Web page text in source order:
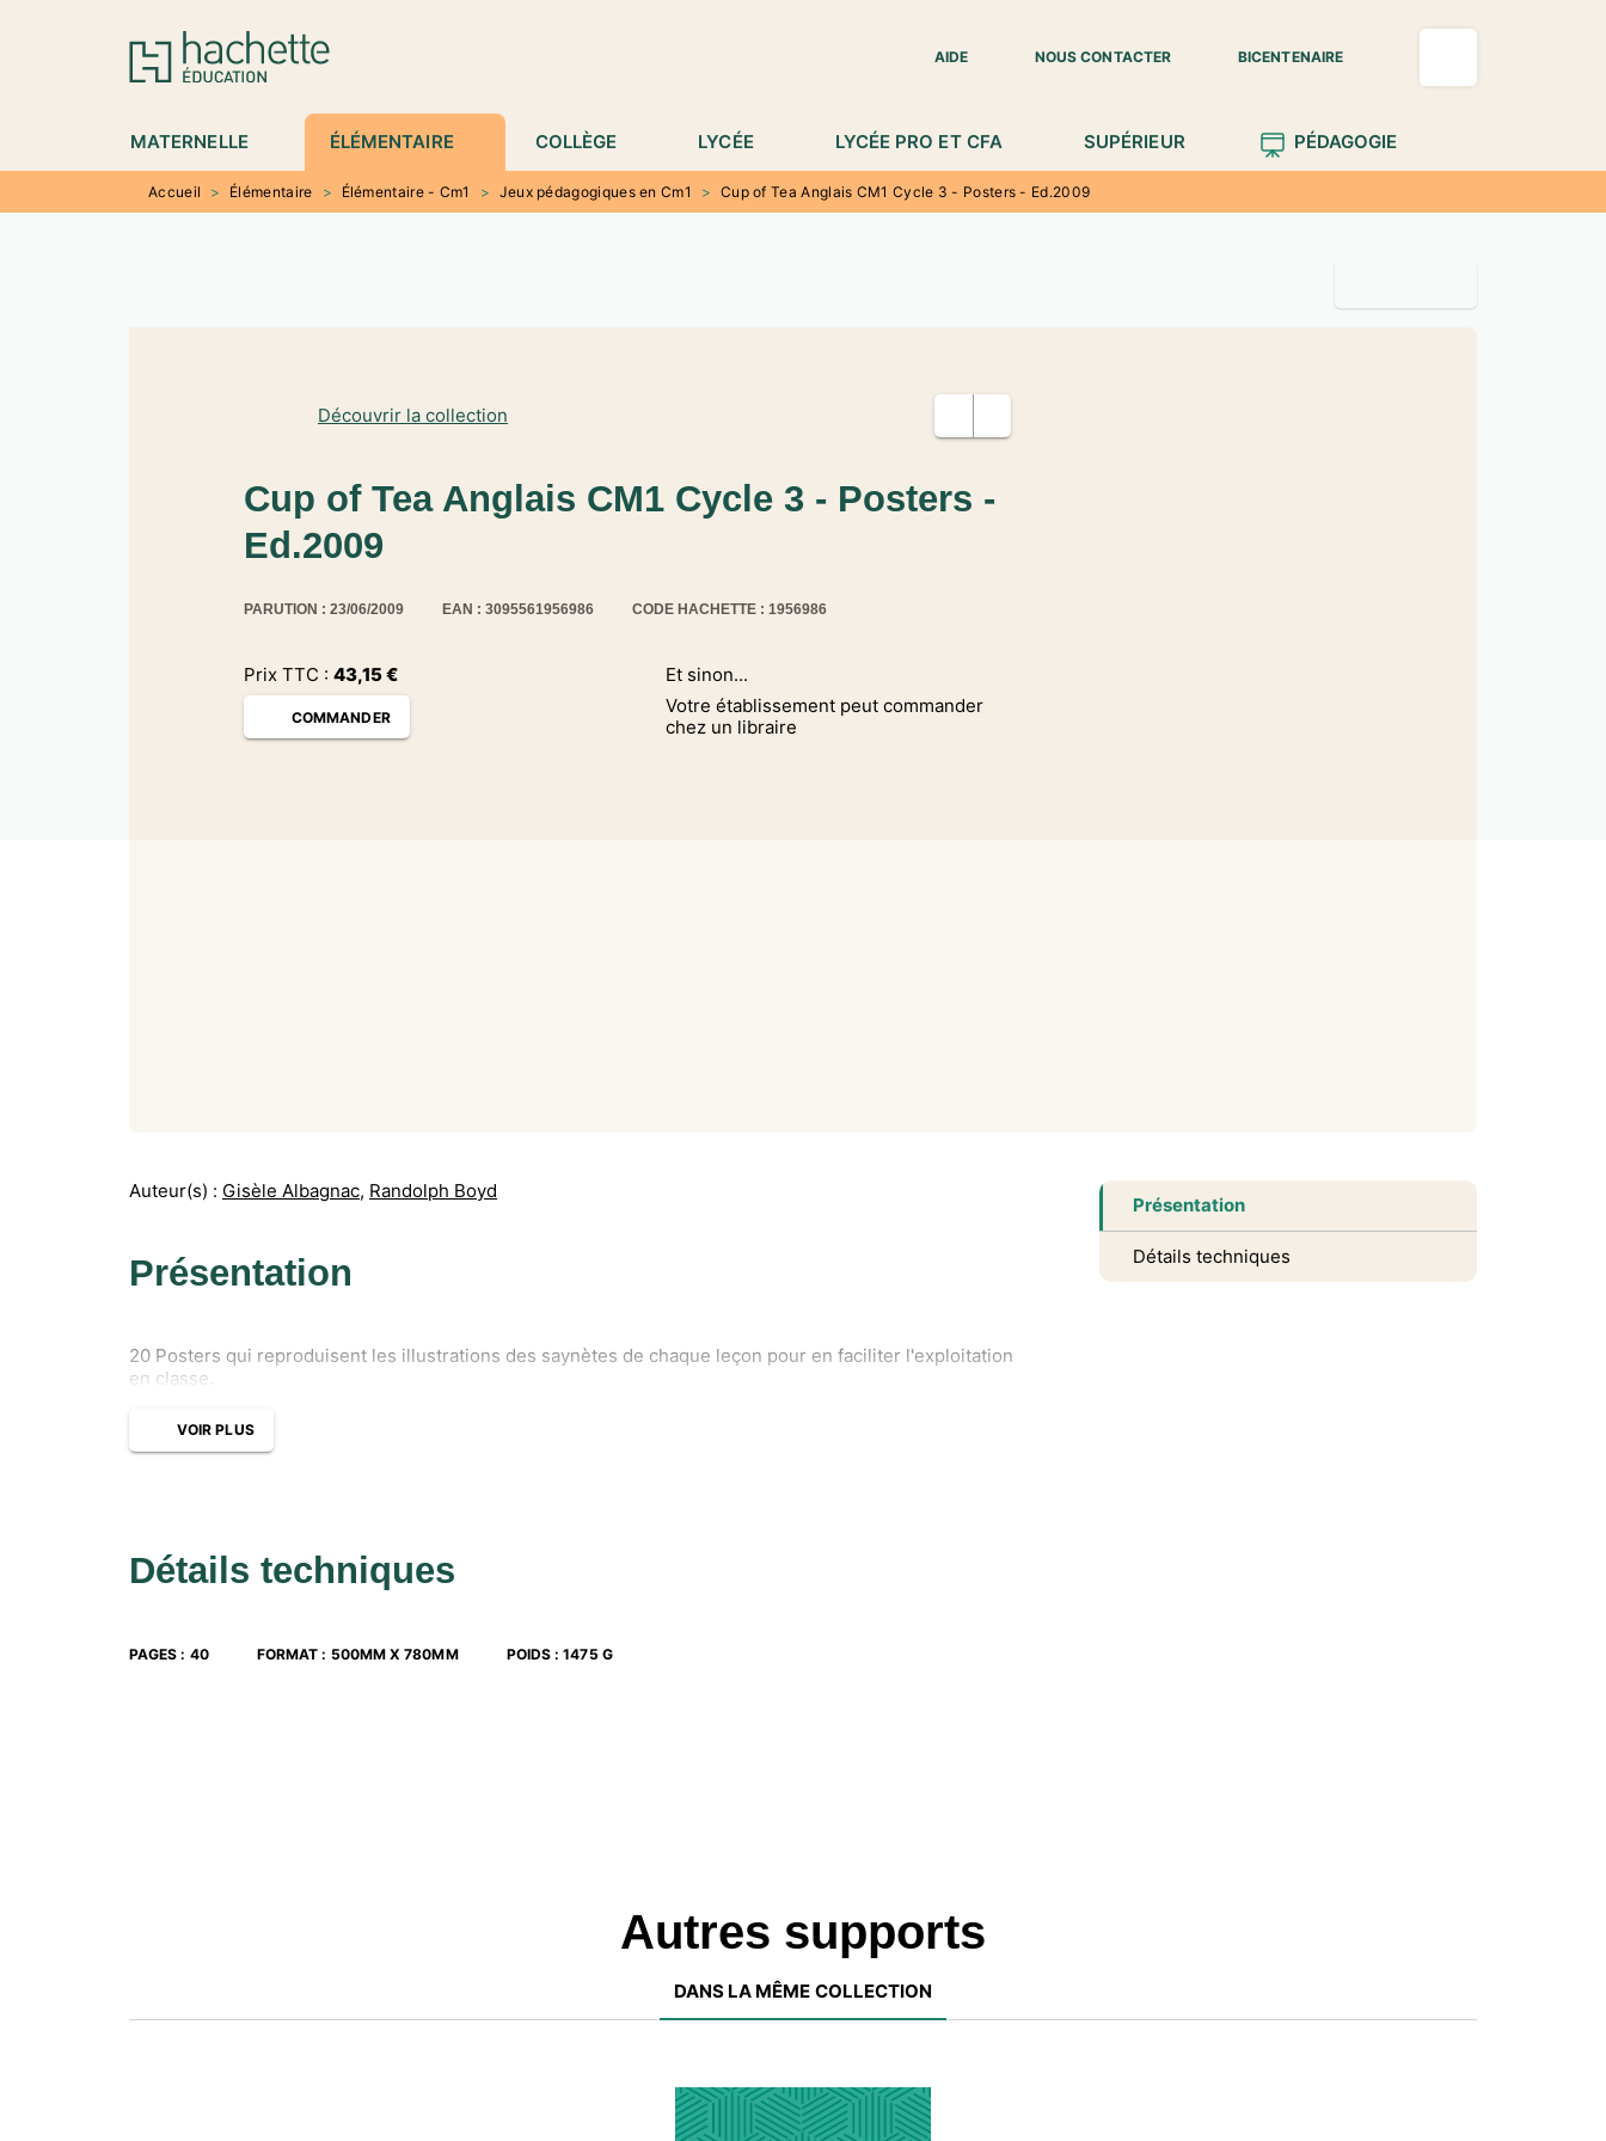
MENU RECHERCHE
AIDE
NOUS CONTACTER BICENTENAIRE
MATERNELLE ÉLÉMENTAIRE COLLÈGE LYCÉE LYCÉE PRO ET CFA SUPÉRIEUR PÉDAGOGIE
Accueil > Élémentaire > Élémentaire - Cm1 > Jeux pédagogiques en Cm1 > Cup of Tea Anglais CM1 Cycle 3 - Posters - Ed.2009
Découvrir la collection
Cup of Tea Anglais CM1 Cycle 3 - Posters -
Ed.2009
PARUTION : 23/06/2009 EAN : 3095561956986 CODE HACHETTE : 1956986
Prix TTC : 43,15€
COMMANDER
Et sinon...
Votre établissement peut commander
chez un libraire
Auteur(s) : Gisèle Albagnac, Randolph Boyd
Présentation
20 Posters qui reproduisent les illustrations des saynètes de chaque leçon pour en faciliter l'exploitation
en classe.
VOIR PLUS
Détails techniques
PAGES : 40 FORMAT : 500MM X 780MM POIDS :1475 G
Présentation
Détails techniques
Autres supports
DANS LA MÊME COLLECTION